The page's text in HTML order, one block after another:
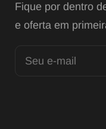
Fique por dentro
e oferta em
Seu e-mail